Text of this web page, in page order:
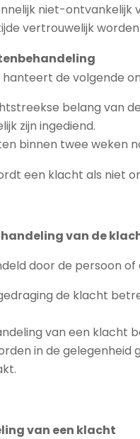
niet-ontvankelijk
vertrouwelijk
hanteert de volgende
belang van
zijn ingediend.
binnen twee weken
een klacht als niet
van de
door de persoon
de klacht
van een klacht
in de
van een klacht